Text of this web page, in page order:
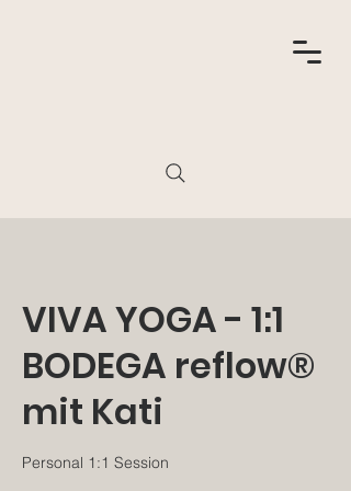
VIVA YOGA - 1:1
BODEGA reflow®
mit Kati
Personal 1:1 Session